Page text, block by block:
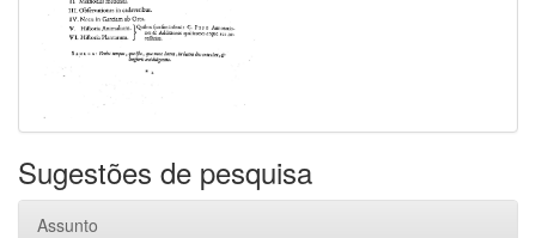
Sugestões de pesquisa
Assunto